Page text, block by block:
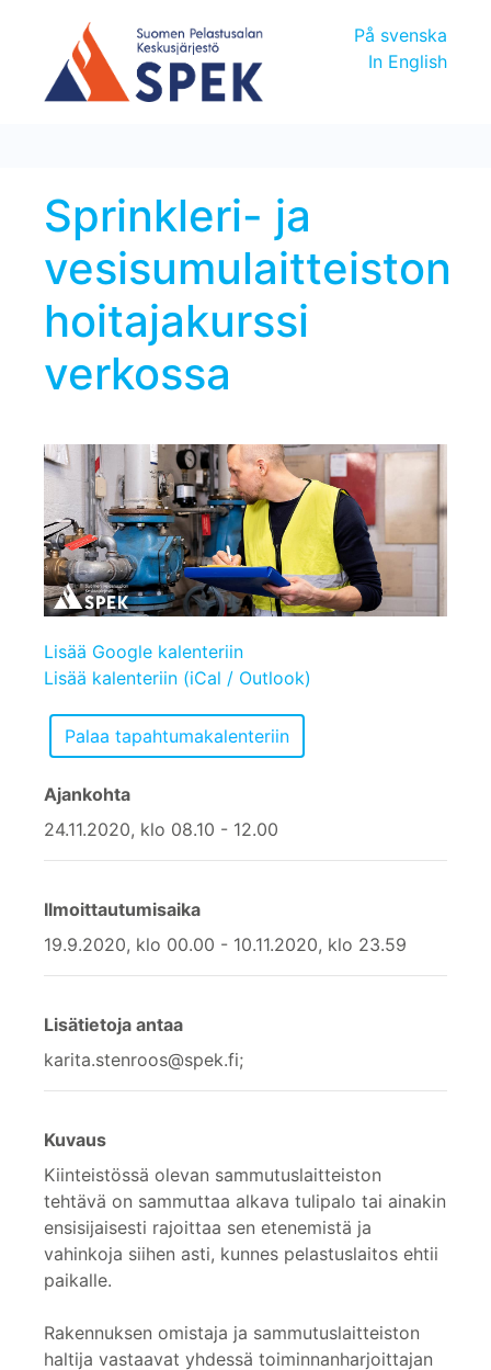
På svenska
In English
Sprinkleri- ja
vesisumulaitteiston
hoitajakurssi
verkossa
Lisää Google kalenteriin
Lisää kalenteriin (iCal / Outlook)
Ajankohta
24.11.2020, klo 08.10 - 12.00
Ilmoittautumisaika
19.9.2020, klo 00.00 - 10.11.2020, klo 23.59
Lisätietoja antaa
karita.stenroos@spek.fi;
Kuvaus
Kiinteistössä olevan sammutuslaitteiston
tehtävä on sammuttaa alkava tulipalo tai ainakin
ensisijaisesti rajoittaa sen etenemistä ja
vahinkoja siihen asti, kunnes pelastuslaitos ehtii
paikalle.
Rakennuksen omistaja ja sammutuslaitteiston
haltija vastaavat yhdessä toiminnanharjoittajan